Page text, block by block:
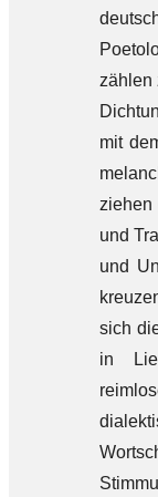
zählen
mit
ziehen
und
und
sich
in